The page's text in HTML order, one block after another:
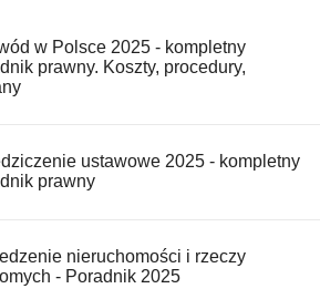
w Polsce 2025 - kompletny
prawny. Koszty, procedury,
ustawowe 2025 - kompletny
prawny
nieruchomości i rzeczy
- Poradnik 2025